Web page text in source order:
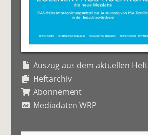
Auszug aus dem aktuellen Heft
Heftarchiv
Abonnement
Mediadaten WRP